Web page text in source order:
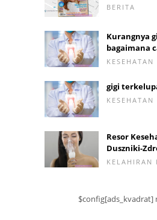
BERITA
Kurangnya
bagaimana
KESEHATAN
gigi
KESEHATAN
Resor
Duszniki-
KELAHIRAN
$config[ads_kvadrat]